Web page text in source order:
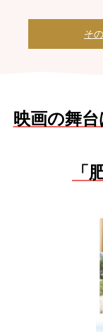
そ
映画の舞
「